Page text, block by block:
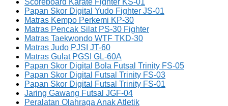
Scoreboard Karate Fighter KS-01
Papan Skor Digital Yudo Fighter JS-01
Matras Kempo Perkemi KP-30
Matras Pencak Silat PS-30 Fighter
Matras Taekwondo WTF TKD-30
Matras Judo PJSI JT-60
Matras Gulat PGSI GL-60A
Papan Skor Digital Bola Futsal Trinity FS-05
Papan Skor Digital Futsal Trinity FS-03
Papan Skor Digital Futsal Trinity FS-01
Jaring Gawang Futsal JGF-04
Peralatan Olahraga Anak Atletik